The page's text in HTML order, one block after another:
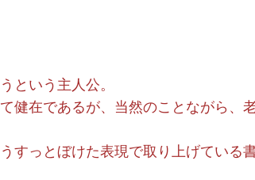
・無知・恥知らず・ご意見はいろいろお有りで
という主人公。
健在であるが、当然のことながら、
すっとぼけた表現で取り上げている